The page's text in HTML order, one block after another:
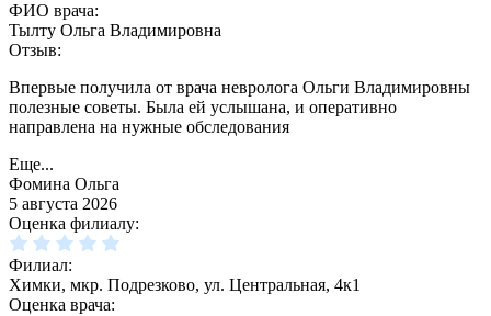
ФИО врача:
Тылту Ольга Владимировна
Отзыв:
Впервые получила от врача невролога Ольги Владимировны
полезные советы. Была ей услышана, и оперативно
направлена на нужные обследования
Еще...
Фомина Ольга
5 августа 2026
Оценка филиалу:
Филиал:
Химки, мкр. Подрезково, ул. Центральная, 4к1
Оценка врача: